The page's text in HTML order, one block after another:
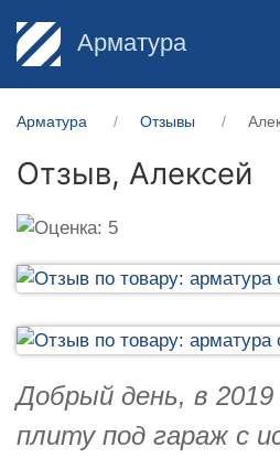
Арматура
Арматура Отзывы
Отзыв, Алексей
Добрый день, в 2019
плиту под гараж с